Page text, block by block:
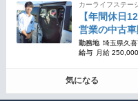
カーライフステー
【年間休日
営業の中古車
勤務地 埼玉県久
給与
月給
気になる